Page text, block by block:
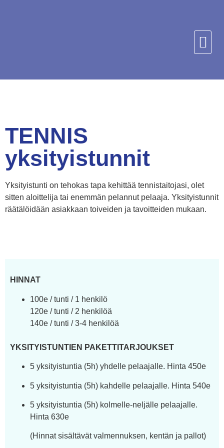
TENNIS
yksityistunnit
Yksityistunti on tehokas tapa kehittää tennistaitojasi, olet
sitten aloittelija tai enemmän pelannut pelaaja. Yksityistunnit
räätälöidään asiakkaan toiveiden ja tavoitteiden mukaan.
HINNAT
100e / tunti / 1 henkilö
120e / tunti / 2 henkilöä
140e / tunti / 3-4 henkilöä
YKSITYISTUNTIEN PAKETTITARJOUKSET
5 yksityistuntia (5h) yhdelle pelaajalle. Hinta 450e
5 yksityistuntia (5h) kahdelle pelaajalle. Hinta 540e
5 yksityistuntia (5h) kolmelle-neljälle pelaajalle.
Hinta 630e
(Hinnat sisältävät valmennuksen, kentän ja pallot)